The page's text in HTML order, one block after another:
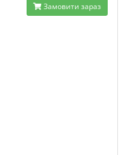
Замовити зараз